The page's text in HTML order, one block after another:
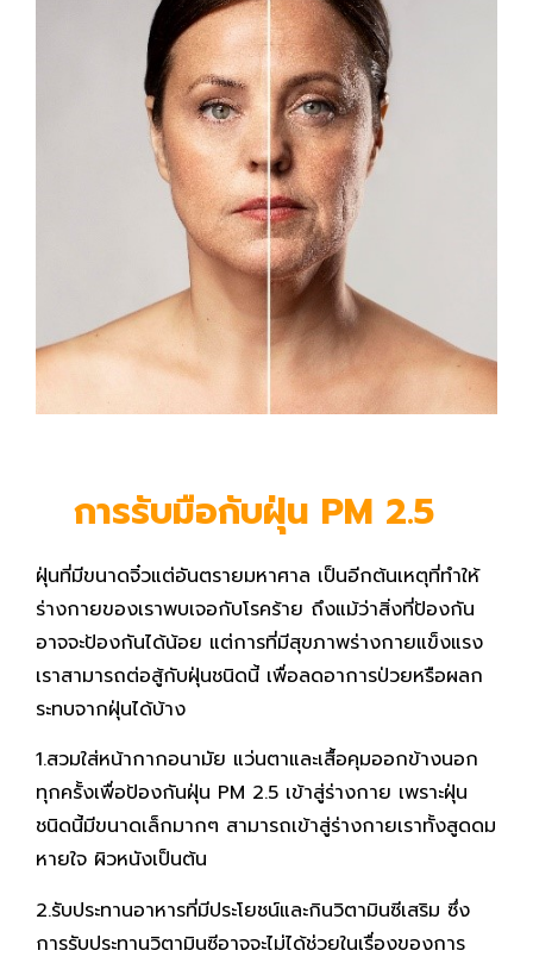
การรับมือกับฝุ่น PM 2.5
ฝุ่นที่มีขนาดจิ๋วแต่อันตรายมหาศาล เป็นอีกต้นเหตุที่ทำให้
ร่างกายของเราพบเจอกับโรคร้าย ถึงแม้ว่าสิ่งที่ป้องกัน
อาจจะป้องกันได้น้อย แต่การที่มีสุขภาพร่างกายแข็งแรง
เราสามารถต่อสู้กับฝุ่นชนิดนี้ เพื่อลดอาการป่วยหรือผลก
ระทบจากฝุ่นได้บ้าง
1.สวมใส่หน้ากากอนามัย แว่นตาและเสื้อคุมออกข้างนอก
ทุกครั้งเพื่อป้องกันฝุ่น PM 2.5 เข้าสู่ร่างกาย เพราะฝุ่น
ชนิดนี้มีขนาดเล็กมากๆ สามารถเข้าสู่ร่างกายเราทั้งสูดดม
หายใจ ผิวหนังเป็นต้น
2.รับประทานอาหารที่มีประโยชน์และกินวิตามินซีเสริม ซึ่ง
การรับประทานวิตามินซีอาจจะไม่ได้ช่วยในเรื่องของการ